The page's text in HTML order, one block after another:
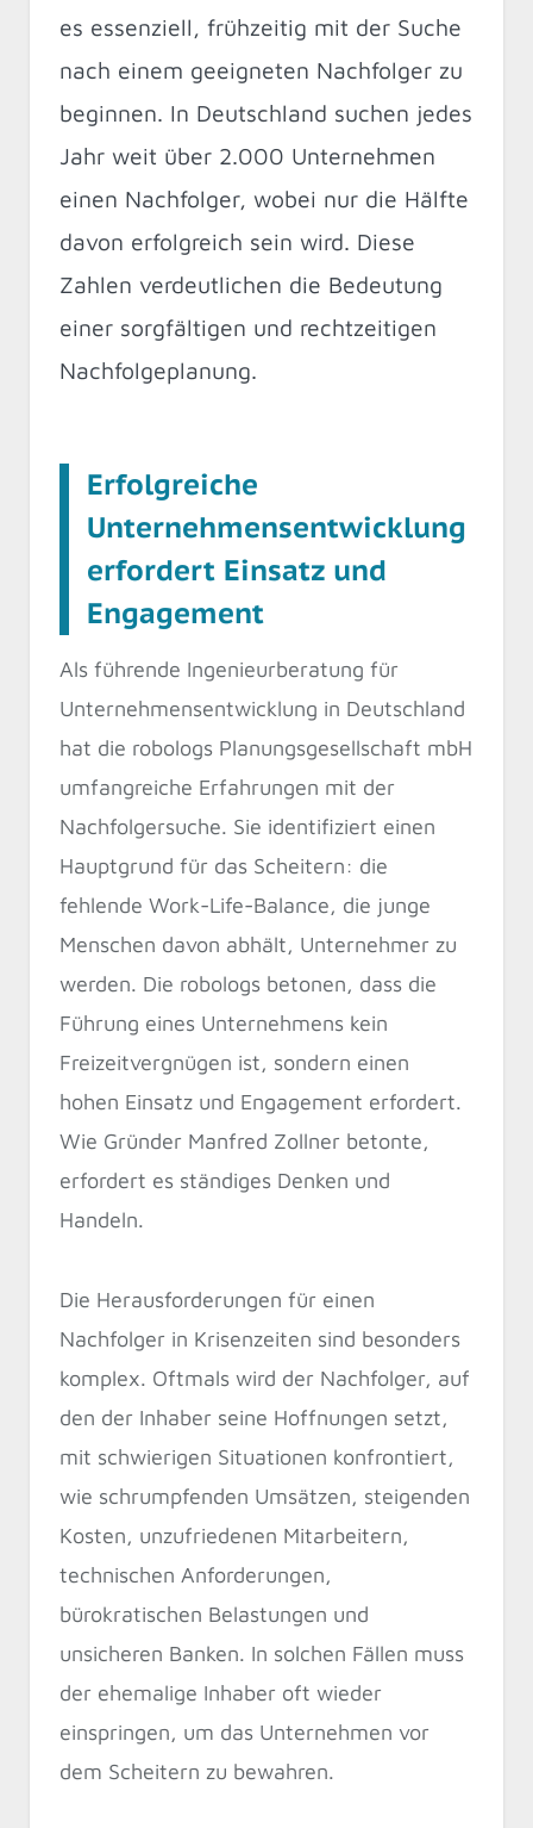
es essenziell, frühzeitig mit der Suche
nach einem geeigneten Nachfolger zu
beginnen. In Deutschland suchen jedes
Jahr weit über 2.000 Unternehmen
einen Nachfolger, wobei nur die Hälfte
davon erfolgreich sein wird. Diese
Zahlen verdeutlichen die Bedeutung
einer sorgfältigen und rechtzeitigen
Nachfolgeplanung.
Erfolgreiche
Unternehmensentwicklung
erfordert Einsatz und
Engagement
Als führende Ingenieurberatung für
Unternehmensentwicklung in Deutschland
hat die robologs Planungsgesellschaft mbH
umfangreiche Erfahrungen mit der
Nachfolgersuche. Sie identifiziert einen
Hauptgrund für das Scheitern: die
fehlende Work-Life-Balance, die junge
Menschen davon abhält, Unternehmer zu
werden. Die robologs betonen, dass die
Führung eines Unternehmens kein
Freizeitvergnügen ist, sondern einen
hohen Einsatz und Engagement erfordert.
Wie Gründer Manfred Zollner betonte,
erfordert es ständiges Denken und
Handeln.
Die Herausforderungen für einen
Nachfolger in Krisenzeiten sind besonders
komplex. Oftmals wird der Nachfolger, auf
den der Inhaber seine Hoffnungen setzt,
mit schwierigen Situationen konfrontiert,
wie schrumpfenden Umsätzen, steigenden
Kosten, unzufriedenen Mitarbeitern,
technischen Anforderungen,
bürokratischen Belastungen und
unsicheren Banken. In solchen Fällen muss
der ehemalige Inhaber oft wieder
einspringen, um das Unternehmen vor
dem Scheitern zu bewahren.